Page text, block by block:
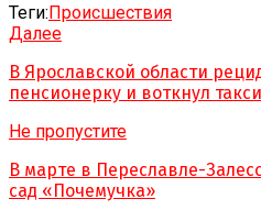
Теги:Происшествия
Далее
В Ярославской области
пенсионерку и воткнул
Не пропустите
В марте в Переславле-
сад «Почемучка»